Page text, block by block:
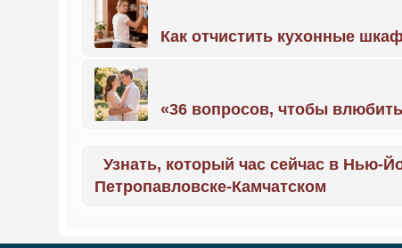
Как отчистить кухонные
«36 вопросов, чтобы
Узнать, который час сейчас в Нью-
Петропавловске-Камчатском